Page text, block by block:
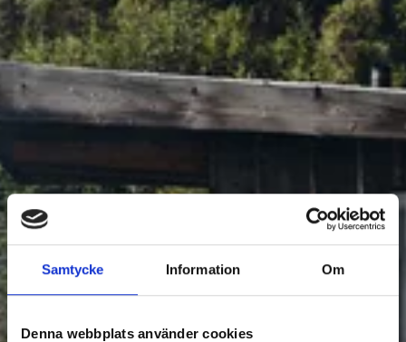
Samtycke Information Om
Denna webbplats använder cookies
ACCOMMODATION